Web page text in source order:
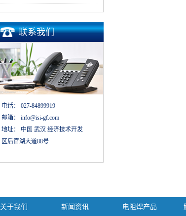
联系我们
电话： 027-84899919
邮箱： info@isi-gf.com
地址： 中国 武汉 经济技术开发
区后官湖大道88号
关于我们 新闻资讯 电阻焊产品